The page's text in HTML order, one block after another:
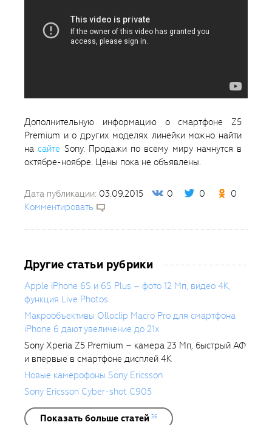
Дополнительную информацию о смартфоне Z5
Premium и о других моделях линейки можно найти
насайте Sony. Продажи по всему миру начнутся в
октябре-ноябре. Цены пока не объявлены.
Дата публикации: 03.09.2015 0 0
0
Комментировать
Другие статьи рубрики
Apple iPhone 6S и 6S Plus – фото 12 Мп, видео 4К,
функция Live Photos
Макрообъективы Olloclip Macro Pro для смартфона
iPhone 6 дают увеличение до 21х
Sony Xperia Z5 Premium – камера 23 Мп, быстрый АФ
и впервые в смартфоне дисплей 4К
Новые камерофоны Sony Ericsson
Sony Ericsson Cyber-shot C905
Показать больше статей 36